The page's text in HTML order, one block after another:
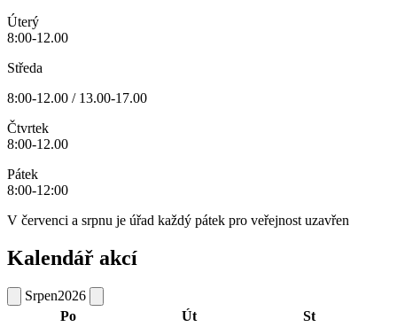
Úterý
8:00-12.00
Středa
8:00-12.00 / 13.00-17.00
Čtvrtek
8:00-12.00
Pátek
8:00-12:00
V červenci a srpnu je úřad každý pátek pro veřejnost uzavřen
Kalendář akcí
Srpen2026
Po
Út
St